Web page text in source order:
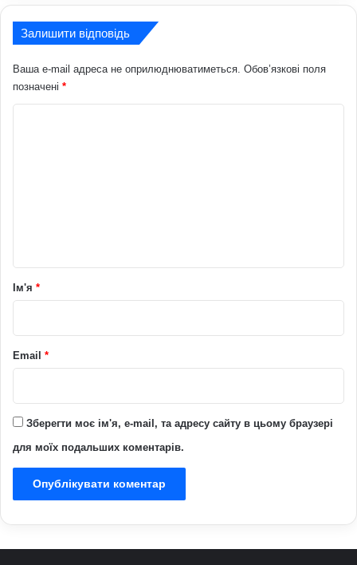
Залишити відповідь
Ваша e-mail адреса не оприлюднюватиметься. Обов’язкові поля
позначені *
рІм'я *
Email *
Зберегти моє ім'я, e-mail, та адресу сайту в цьому браузері
для моїх подальших коментарів.